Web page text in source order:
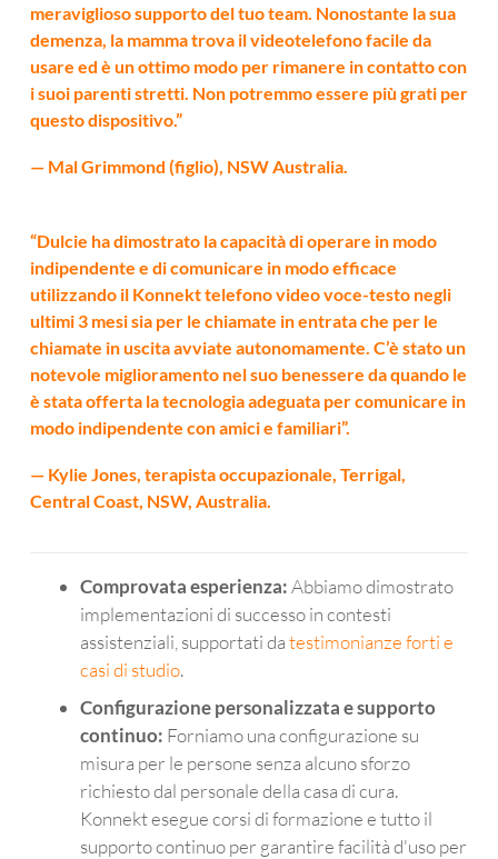
meraviglioso supporto del tuo team. Nonostante la sua
demenza, la mamma trova il videotelefono facile da
usare ed è un ottimo modo per rimanere in contatto con
i suoi parenti stretti. Non potremmo essere più grati per
questo dispositivo.”
— Mal Grimmond (figlio), NSW Australia.
“Dulcie ha dimostrato la capacità di operare in modo
indipendente e di comunicare in modo efficace
utilizzando il Konnekt telefono video voce-testo negli
ultimi 3 mesi sia per le chiamate in entrata che per le
chiamate in uscita avviate autonomamente. C’è stato un
notevole miglioramento nel suo benessere da quando le
è stata offerta la tecnologia adeguata per comunicare in
modo indipendente con amici e familiari”.
— Kylie Jones, terapista occupazionale, Terrigal,
Central Coast, NSW, Australia.
Comprovata esperienza:Abbiamo dimostrato
implementazioni di successo in contesti
assistenziali, supportati datestimonianze forti e
casi di studio.
Configurazione personalizzata e supporto
continuo: Forniamo una configurazione su
misura per le persone senza alcuno sforzo
richiesto dal personale della casa di cura.
Konnekt esegue corsi di formazione e tutto il
supporto continuo per garantire facilità d'uso per